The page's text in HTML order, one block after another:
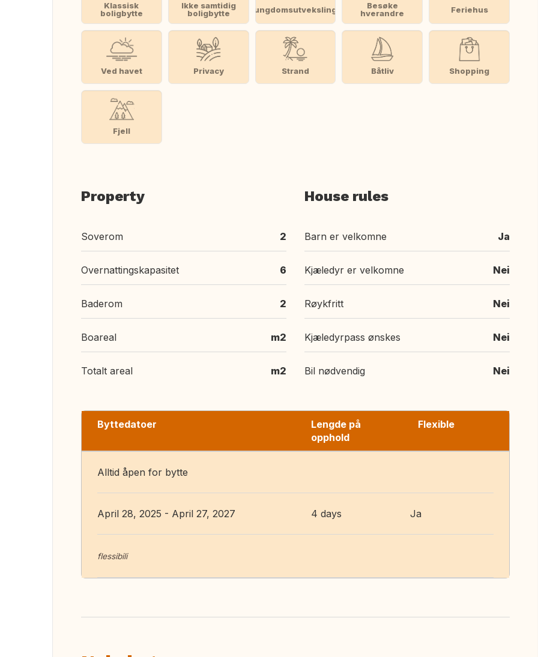
Klassisk
boligbytte
Ikke samtidig
boligbytte
ungdomsutveksling
Besøke
hverandre
Feriehus
Ved havet Privacy Strand Båtliv Shopping
Fjell
Property
Soverom 2
Overnattingskapasitet 6
Baderom 2
Boareal m2
Totalt areal m2
House rules
Barn er velkomne Ja
Kjæledyr er velkomne Nei
Røykfritt Nei
Kjæledyrpass ønskes Nei
Bil nødvendig Nei
Byttedatoer
Lengde på
opphold
Flexible
Alltid åpen for bytte
April 28, 2025 - April 27, 2027 4 days Ja
flessibili